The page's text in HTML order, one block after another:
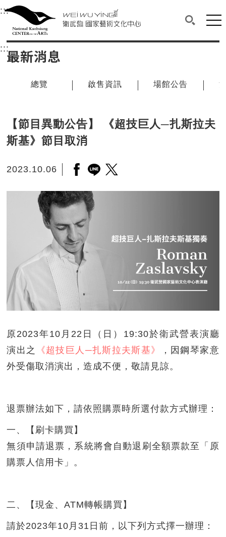
衛武營國家藝術文化中心
中央內容區塊，為本頁主要內容區。
:::選單連結區塊，此區塊列有本網站主要連結。
衛武營國家藝術文化中心
搜尋(開
網
:::中央內容區塊，為本頁主要內容區。
最新消息
總覽 啟售資訊 場館公告
【節目異動公告】 《超技巨人─扎斯拉夫
斯基》節目取消
2023.10.06 另開新視窗分享至facebook
另開新視窗分享至line
另開新視窗分享至twitter
原2023年10月22日（日）19:30於衛武營表演廳
演出之
《超技巨人─扎斯拉夫斯基》
，因鋼琴家意
外受傷取消演出，造成不便，敬請見諒。
退票辦法如下，請依照購票時所選付款方式辦理：
一、【刷卡購買】
無須申請退票，系統將會自動退刷全額票款至「原
購票人信用卡」。
二、【現金、ATM轉帳購買】
請於2023年10月31日前，以下列方式擇一辦理：